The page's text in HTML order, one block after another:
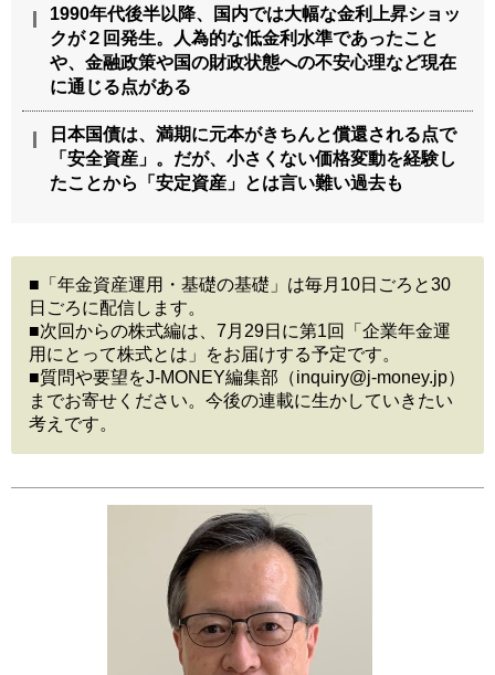
1990年代後半以降、国内では大幅な金利上昇ショッ
クが２回発生。人為的な低金利水準であったこと
や、金融政策や国の財政状態への不安心理など現在
に通じる点がある
日本国債は、満期に元本がきちんと償還される点で
「安全資産」。だが、小さくない価格変動を経験し
たことから「安定資産」とは言い難い過去も
■「年金資産運用・基礎の基礎」は毎月10日ごろと30
日ごろに配信します。
■次回からの株式編は、7月29日に第1回「企業年金運
用にとって株式とは」をお届けする予定です。
■質問や要望をJ-MONEY編集部（inquiry@j-money.jp）
までお寄せください。今後の連載に生かしていきたい
考えです。